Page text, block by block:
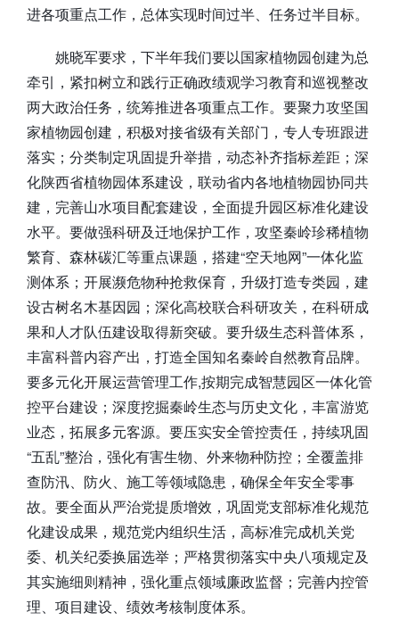
进各项重点工作，总体实现时间过半、任务过半目标。
姚晓军要求，下半年我们要以国家植物园创建为总
牵引，紧扣树立和践行正确政绩观学习教育和巡视整改
两大政治任务，统筹推进各项重点工作。要聚力攻坚国
家植物园创建，积极对接省级有关部门，专人专班跟进
落实；分类制定巩固提升举措，动态补齐指标差距；深
化陕西省植物园体系建设，联动省内各地植物园协同共
建，完善山水项目配套建设，全面提升园区标准化建设
水平。要做强科研及迁地保护工作，攻坚秦岭珍稀植物
繁育、森林碳汇等重点课题，搭建“空天地网”一体化监
测体系；开展濒危物种抢救保育，升级打造专类园，建
设古树名木基因园；深化高校联合科研攻关，在科研成
果和人才队伍建设取得新突破。要升级生态科普体系，
丰富科普内容产出，打造全国知名秦岭自然教育品牌。
要多元化开展运营管理工作,按期完成智慧园区一体化管
控平台建设；深度挖掘秦岭生态与历史文化，丰富游览
业态，拓展多元客源。要压实安全管控责任，持续巩固
“五乱”整治，强化有害生物、外来物种防控；全覆盖排
查防汛、防火、施工等领域隐患，确保全年安全零事
故。要全面从严治党提质增效，巩固党支部标准化规范
化建设成果，规范党内组织生活，高标准完成机关党
委、机关纪委换届选举；严格贯彻落实中央八项规定及
其实施细则精神，强化重点领域廉政监督；完善内控管
理、项目建设、绩效考核制度体系。